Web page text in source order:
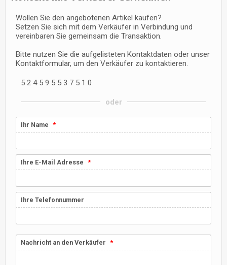
Wollen Sie den angebotenen Artikel kaufen?
Setzen Sie sich mit dem Verkäufer in Verbindung und
vereinbaren Sie gemeinsam die Transaktion.
Bitte nutzen Sie die aufgelisteten Kontaktdaten oder unser
Kontaktformular, um den Verkäufer zu kontaktieren.
5 2 4 5 9 5 5 3 7 5 1 0
oder
Ihr Name
Ihre E-Mail Adresse
Ihre Telefonnummer
Nachricht an den Verkäufer